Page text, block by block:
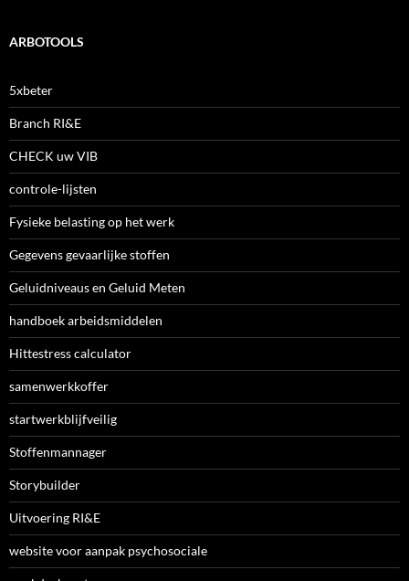
ARBOTOOLS
5xbeter
Branch RI&E
CHECK uw VIB
controle-lijsten
Fysieke belasting op het werk
Gegevens gevaarlijke stoffen
Geluidniveaus en Geluid Meten
handboek arbeidsmiddelen
Hittestress calculator
samenwerkkoffer
startwerkblijfveilig
Stoffenmannager
Storybuilder
Uitvoering RI&E
website voor aanpak psychosociale